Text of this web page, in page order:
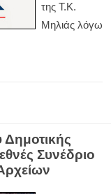
της Τ.Κ.
Μηλιάς λόγω
Δημοτικής
Συνέδριο